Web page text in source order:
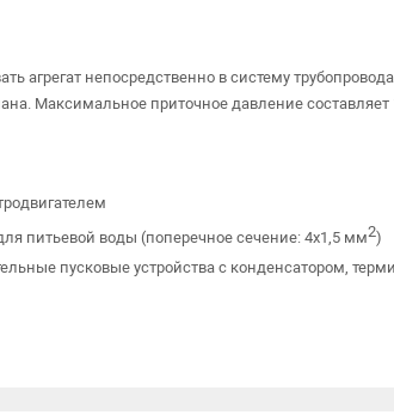
агрегат непосредственно в систему
Максимальное приточное давление составляет
питьевой воды (поперечное сечение: 4x1,5 мм2)
пусковые устройства с конденсатором,